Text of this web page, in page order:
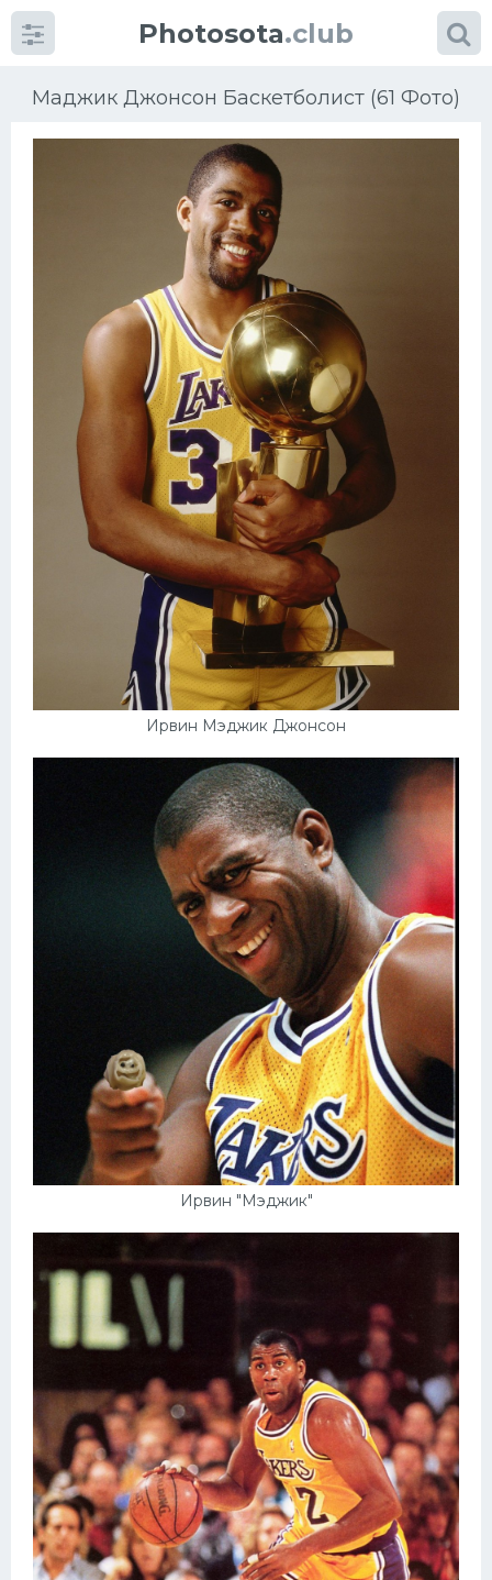
Photosota.club
Маджик Джонсон Баскетболист (61 Фото)
Ирвин Мэджик Джонсон
Ирвин "Мэджик"
Категории Фото
Еще картинки...
Футбол
Баскетбол
Хоккей
Велогонки
Конькобежный спорт
Тренажеры
Интерьер квартиры